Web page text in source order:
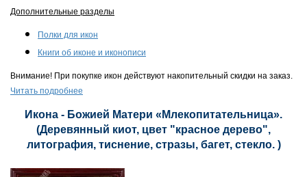
Дополнительные разделы
Полки для икон
Книги об иконе и иконописи
Внимание! При покупке икон действуют накопительный скидки на заказ.
Читать подробнее
Икона - Божией Матери «Млекопитательница».
(Деревянный киот, цвет "красное дерево",
литография, тиснение, стразы, багет, стекло. )